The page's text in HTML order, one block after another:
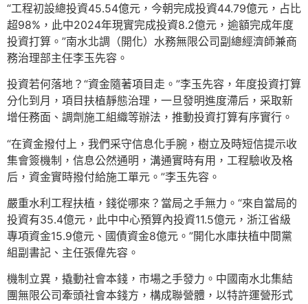
“工程初設總投資45.54億元，今朝完成投資44.79億元，占比
超98%，此中2024年現實完成投資8.2億元，逾額完成年度
投資打算。”南水北調（開化）水務無限公司副總經濟師兼商
務治理部主任李玉先容。
投資若何落地？“資金隨著項目走。”李玉先容，年度投資打算
分化到月，項目扶植靜態治理，一旦發明進度滯后，采取新
增任務面、調劑施工組織等辦法，推動投資打算有序實行。
“在資金撥付上，我們采守信息化手腕，樹立及時短信提示收
集會簽機制，信息公然通明，溝通實時有用，工程驗收及格
后，資金實時撥付給施工單元。”李玉先容。
嚴重水利工程扶植，錢從哪來？當局之手無力。“來自當局的
投資有35.4億元，此中中心預算內投資11.5億元，浙江省級
專項資金15.9億元、國債資金8億元。”開化水庫扶植中間黨
組副書記、主任張偉先容。
機制立異，撬動社會本錢，市場之手發力。中國南水北集結
團無限公司牽頭社會本錢方，構成聯營體，以特許運營形式